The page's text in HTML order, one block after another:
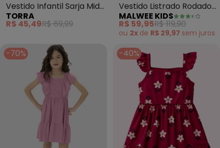
Vestido Infantil Sarja Midi
Alcinha Babados (Rosa)
TORRA
R$ 45,49R$ 69,99
Vestido Listrado Rodado
(Rosa)
MALWEE KIDS
R$ 59,95R$ 119,90
ou 2x de R$ 29,97 sem juros
-70% -40%